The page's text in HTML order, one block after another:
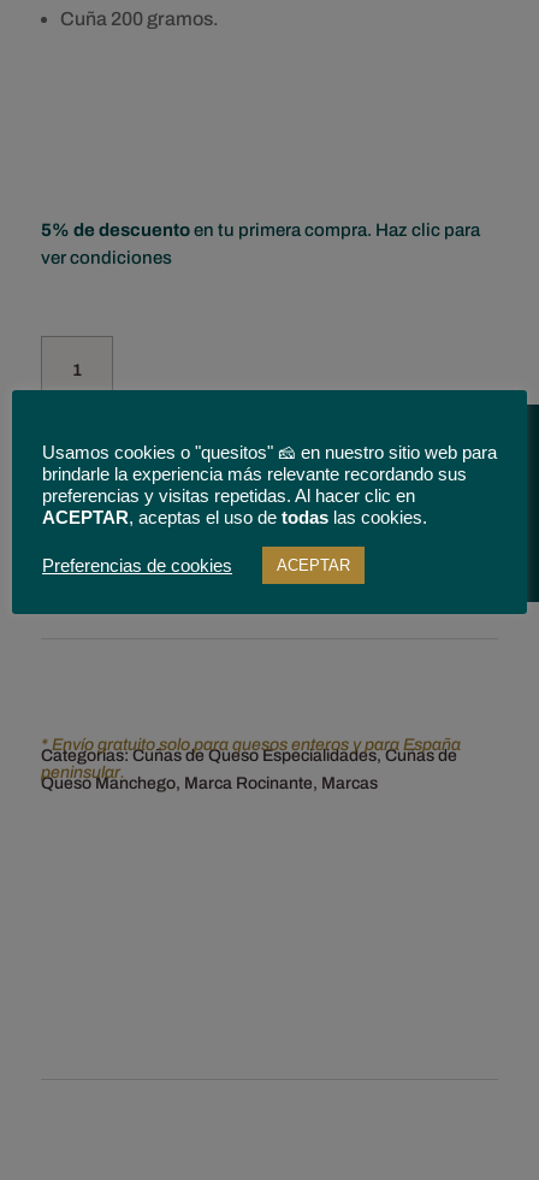
Cuña 200 gramos.
5% de descuentoen tu primera compra. Haz clic para
ver condiciones
Queso
trufado
400
grs.
Rabel.
AÑADIR
AL
Categorías:Cuñas de Queso Especialidades,Cuñas de
Queso Manchego, Marca Rocinante, Marcas
* Envío gratuito solo para quesos enteros y para España
peninsular.
Usamos cookies o "quesitos" 🧀 en nuestro sitio web para
brindarle la experiencia más relevante recordando sus
preferencias y visitas repetidas. Al hacer clic en
ACEPTAR, aceptas el uso de todas las cookies.
Preferencias de cookies ACEPTAR